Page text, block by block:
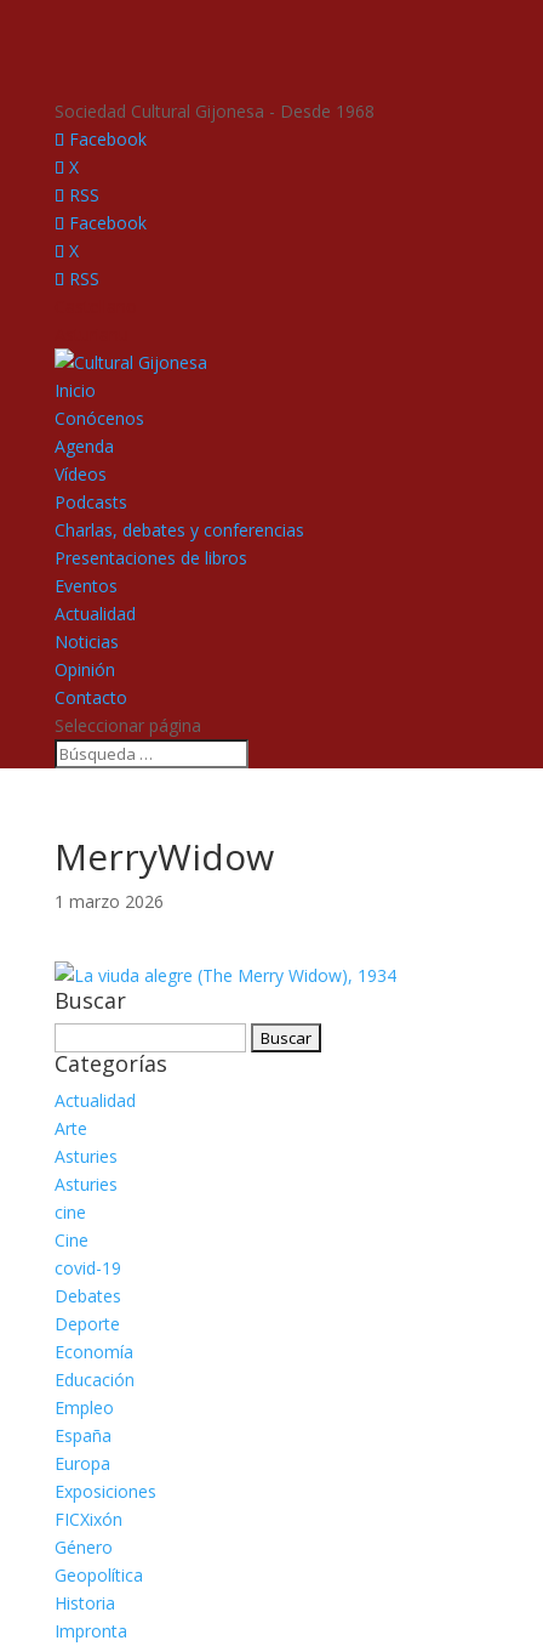
Sociedad Cultural Gijonesa - Desde 1968
Facebook
X
RSS
Facebook
X
RSS
Inicio
Conócenos
Agenda
Vídeos
Podcasts
Charlas, debates y conferencias
Presentaciones de libros
Eventos
Actualidad
Noticias
Opinión
Contacto
Seleccionar página
MerryWidow
1 marzo 2026
Buscar
Categorías
Actualidad
Arte
Asturies
Asturies
cine
Cine
covid-19
Debates
Deporte
Economía
Educación
Empleo
España
Europa
Exposiciones
FICXixón
Género
Geopolítica
Historia
Impronta